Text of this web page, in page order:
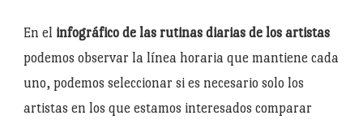
En el infográfico de las rutinas diarias de los artistas
podemos observar la línea horaria que mantiene cada
uno, podemos seleccionar si es necesario solo los
artistas en los que estamos interesados comparar